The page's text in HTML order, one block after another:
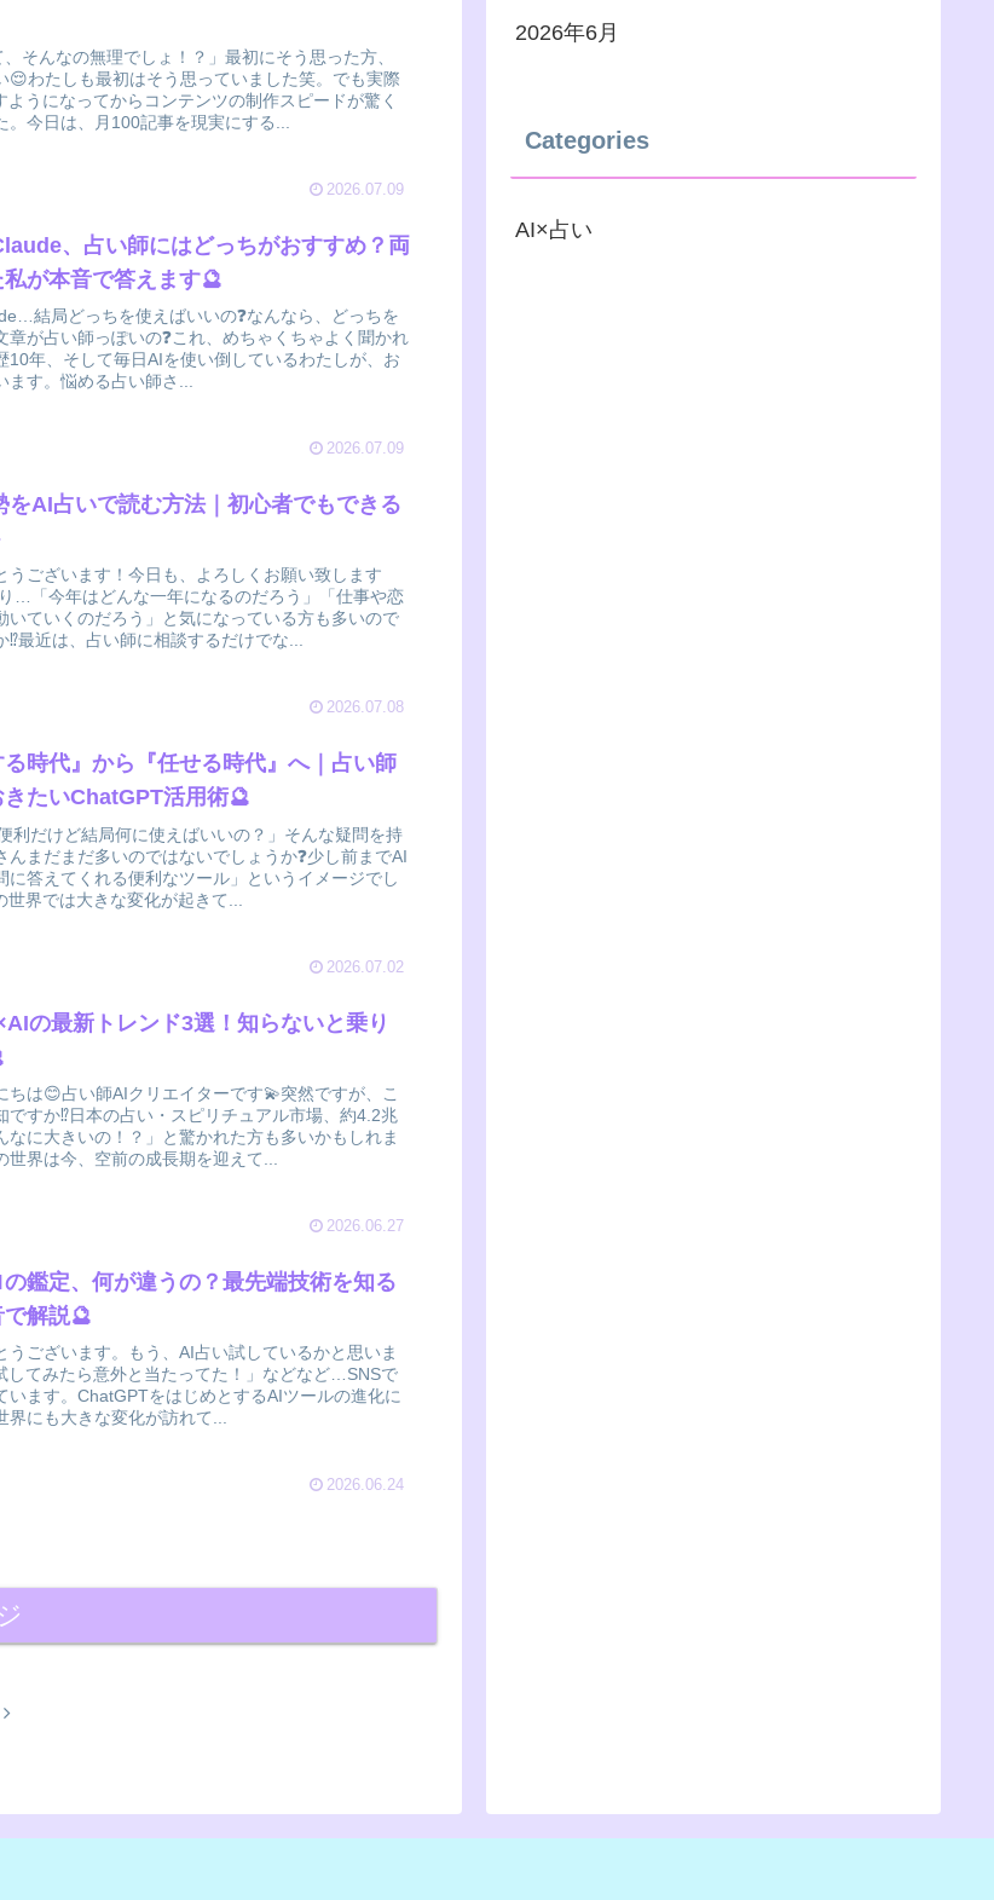
、そんなの無理でしょ！？」最初にそう思った方、
😌わたしも最初はそう思っていました笑。でも実際
ようになってからコンテンツの制作スピードが驚く
。今日は、月100記事を現実にする...
2026.07.09
、占い師にはどっちがおすすめ？両
が本音で答えます🔮
結局どっちを使えばいいの❓なんなら、どっちを
章が占い師っぽいの❓これ、めちゃくちゃよく聞かれ
10年、そして毎日AIを使い倒しているわたしが、お
ます。悩める占い師さ...
2026.07.09
をAI占いで読む方法｜初心者でもできる
うございます！今日も、よろしくお願い致します
…「今年はどんな一年になるのだろう」「仕事や恋
いていくのだろう」と気になっている方も多いので
⁉️最近は、占い師に相談するだけでな...
2026.07.08
時代』から『任せる時代』へ｜占い師
たいChatGPT活用術🔮
利だけど結局何に使えばいいの？」そんな疑問を持
んまだまだ多いのではないでしょうか❓少し前までAI
答えてくれる便利なツール」というイメージでし
世界では大きな変化が起きて...
2026.07.02
の最新トレンド3選！知らないと乗り
ちは😊占い師AIクリエイターです💫突然ですが、こ
ですか⁉️日本の占い・スピリチュアル市場、約4.2兆
なに大きいの！？」と驚かれた方も多いかもしれま
世界は今、空前の成長期を迎えて...
2026.06.27
鑑定、何が違うの？最先端技術を知る
解説🔮
うございます。もう、AI占い試しているかと思いま
してみたら意外と当たってた！」などなど…SNSで
います。ChatGPTをはじめとするAIツールの進化に
界にも大きな変化が訪れて...
2026.06.24
次
2026年6月
Categories
AI×占い